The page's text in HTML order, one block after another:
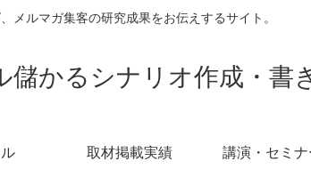
メルマガ集客の研究成果をお伝えするサイト。
儲かるシナリオ作成・書
取材掲載実績 講演・セミ